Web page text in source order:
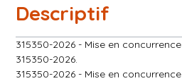
Descriptif
315350-2026 - Mise en concurrence
315350-2026.
315350-2026 - Mise en concurrence